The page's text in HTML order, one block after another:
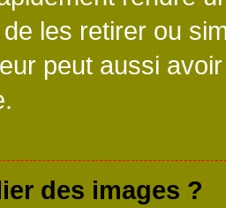
les retirer ou
peut aussi
des images ?